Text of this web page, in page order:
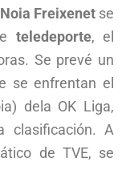
Noia Freixenet se
teledeporte, el
Se prevé un
se enfrentan el
dela OK Liga,
clasificación. A
de TVE, se